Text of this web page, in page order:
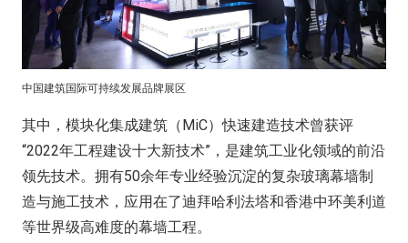
中国建筑国际可持续发展品牌展区
其中，模块化集成建筑（MiC）快速建造技术曾获评
“2022年工程建设十大新技术”，是建筑工业化领域的前沿
领先技术。拥有50余年专业经验沉淀的复杂玻璃幕墙制
造与施工技术，应用在了迪拜哈利法塔和香港中环美利道
等世界级高难度的幕墙工程。